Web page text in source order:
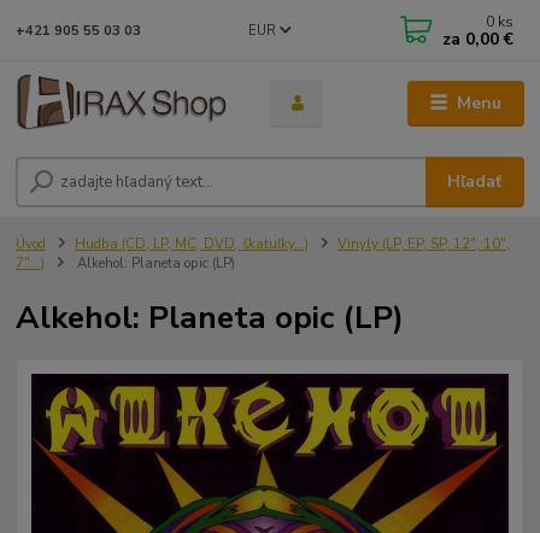
Menu
EUR
Hľadať
+421 905 55 03 03 0 ks
za 0,00 €
Úvod Hudba (CD, LP, MC, DVD, škatuľky...)
Vinyly (LP, EP, SP, 12", 10",
7"...)
Alkehol: Planeta opic (LP)
Alkehol: Planeta opic (LP)